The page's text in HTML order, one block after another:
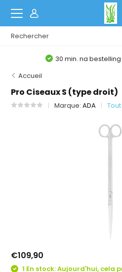
30 min. na
Accueil
Pro Ciseaux S (type droit)
Marque:ADA
€109,90
1 En stock: Aujourd'hui, cela